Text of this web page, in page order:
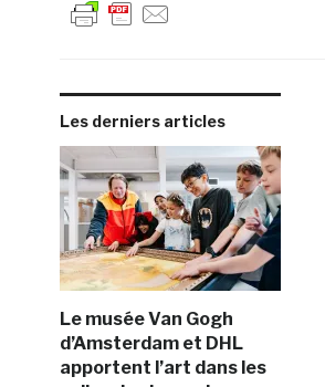
Les derniers articles
Le musée Van Gogh
d’Amsterdam et DHL
apportent l’art dans les